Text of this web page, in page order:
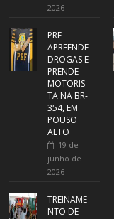
2026
PRF
APREENDE
DROGAS E
PRENDE
MOTORIS
TA NA BR-
354, EM
POUSO
ALTO
19 de
junho de
2026
TREINAME
NTO DE